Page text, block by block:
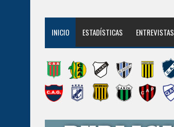
INICIO ESTADÍSTICAS ENTREVISTAS